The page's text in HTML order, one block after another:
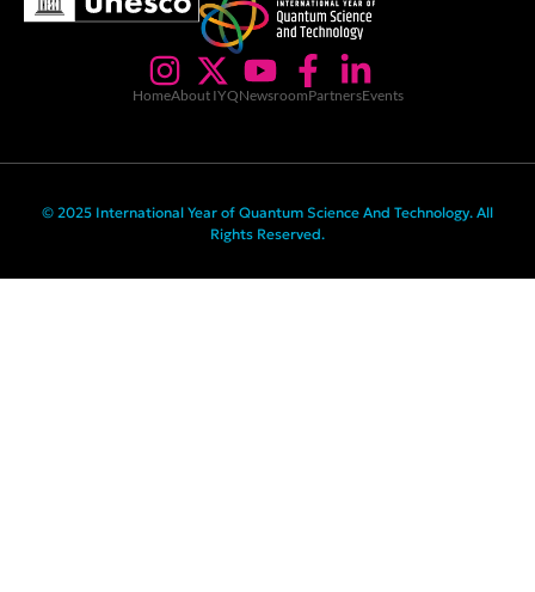
HomeAbout IYQNewsroomPartnersEvents
© 2025 International Year of Quantum Science And Technology. All
Rights Reserved.